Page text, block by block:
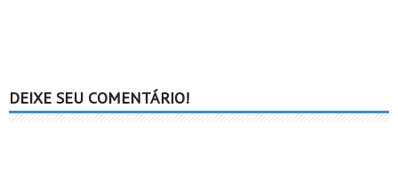
DEIXE SEU COMENTÁRIO!